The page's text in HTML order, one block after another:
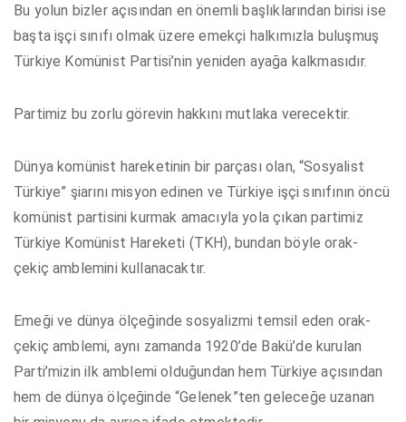
Bu yolun bizler açısından en önemli başlıklarından birisi ise
başta işçi sınıfı olmak üzere emekçi halkımızla buluşmuş
Türkiye Komünist Partisi’nin yeniden ayağa kalkmasıdır.
Partimiz bu zorlu görevin hakkını mutlaka verecektir.
Dünya komünist hareketinin bir parçası olan, “Sosyalist
Türkiye” şiarını misyon edinen ve Türkiye işçi sınıfının öncü
komünist partisini kurmak amacıyla yola çıkan partimiz
Türkiye Komünist Hareketi (TKH), bundan böyle orak-
çekiç amblemini kullanacaktır.
Emeği ve dünya ölçeğinde sosyalizmi temsil eden orak-
çekiç amblemi, aynı zamanda 1920’de Bakü’de kurulan
Parti’mizin ilk amblemi olduğundan hem Türkiye açısından
hem de dünya ölçeğinde “Gelenek”ten geleceğe uzanan